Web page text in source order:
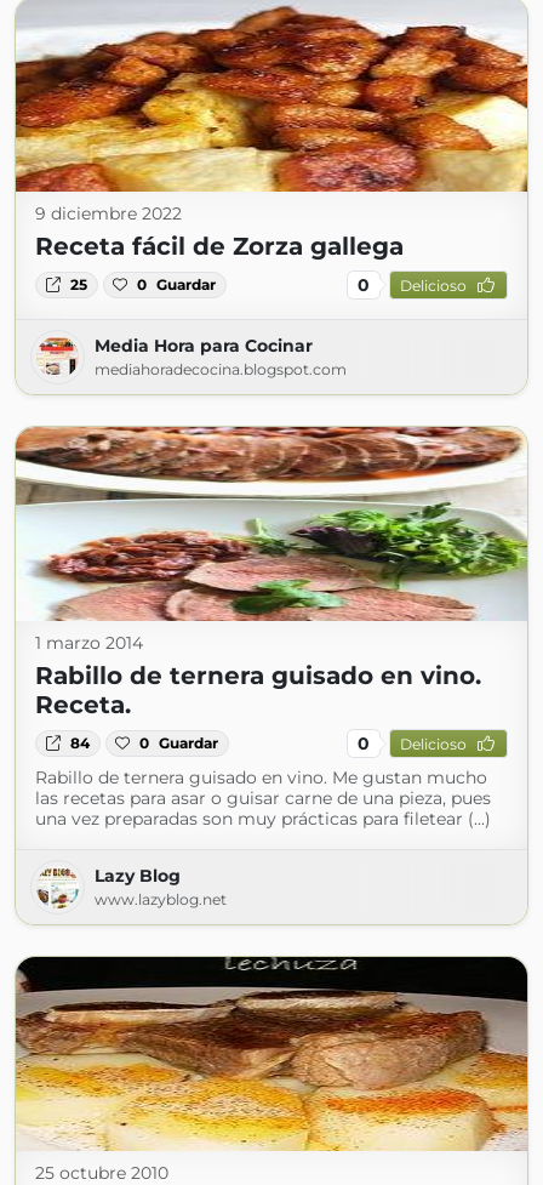
9 diciembre 2022
Receta fácil de Zorza gallega
25 0 Guardar 0 Delicioso
Media Hora para Cocinar
mediahoradecocina.blogspot.com
1 marzo 2014
Rabillo de ternera guisado en vino.
Receta.
84 0 Guardar 0 Delicioso
Rabillo de ternera guisado en vino. Me gustan mucho
las recetas para asar o guisar carne de una pieza, pues
una vez preparadas son muy prácticas para filetear (...)
Lazy Blog
www.lazyblog.net
25 octubre 2010